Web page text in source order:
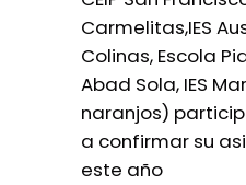
Carmelitas,IES
Colinas, Escola
Abad Sola, IES
naranjos)
a confirmar su
este año